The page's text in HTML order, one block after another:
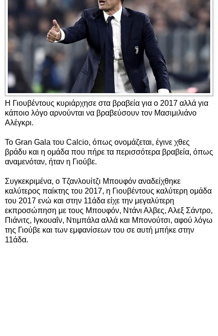
Η Γιουβέντους κυριάρχησε στα βραβεία για ο 2017 αλλά για
κάποιο λόγο αρνούνται να βραβεύσουν τον Μασιμιλιάνο
Αλέγκρι.
Το Gran Gala του Calcio, όπως ονομάζεται, έγινε χθες
βράδυ και η ομάδα που πήρε τα περισσότερα βραβεία, όπως
αναμενόταν, ήταν η Γιούβε.
Συγκεκριμένα, ο Τζανλουίτζι Μπουφόν αναδείχθηκε
καλύτερος παίκτης του 2017, η Γιουβέντους καλύτερη ομάδα
του 2017 ενώ και στην 11άδα είχε την μεγαλύτερη
εκπροσώπηση με τους Μπουφόν, Ντάνι Αλβες, Αλεξ Σάντρο,
Πιάνιτς, Ιγκουαΐν, Ντιμπάλα αλλά και Μπονούτσι, αφού λόγω
της Γιούβε και των εμφανίσεων του σε αυτή μπήκε στην
11άδα.